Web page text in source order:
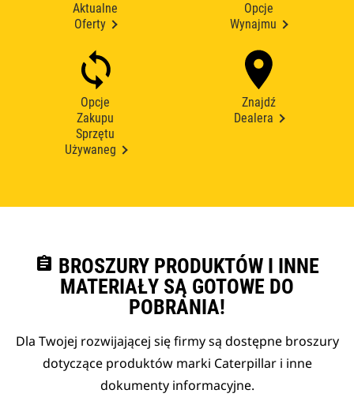
Aktualne
Oferty
Opcje
Wynajmu
Opcje
Zakupu
Sprzętu
Używaneg
Znajdź
Dealera
assignment BROSZURY PRODUKTÓW I INNE
MATERIAŁY SĄ GOTOWE DO
POBRANIA!
Dla Twojej rozwijającej się firmy są dostępne broszury
dotyczące produktów marki Caterpillar i inne
dokumenty informacyjne.